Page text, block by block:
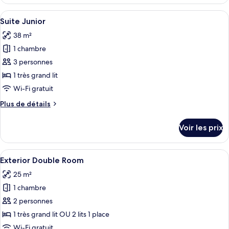
chambre :
Chambre
type
de
Chambre
Afficher
toutes
les
photos
pour
ce
type
chambre :
Une chambre d’hôtel avec un grand
6
Suite Junior
38 m²
1 chambre
3 personnes
1 très grand lit
Wi-Fi gratuit
Plus de détails
Plus
le
type
de
Suite
Junior
Voir les prix
Afficher
toutes
les
photos
pour
ce
type
Une chambre d’hôtel avec un
4
Exterior Double Room
25 m²
1 chambre
2 personnes
1 très grand lit OU 2 lits 1 place